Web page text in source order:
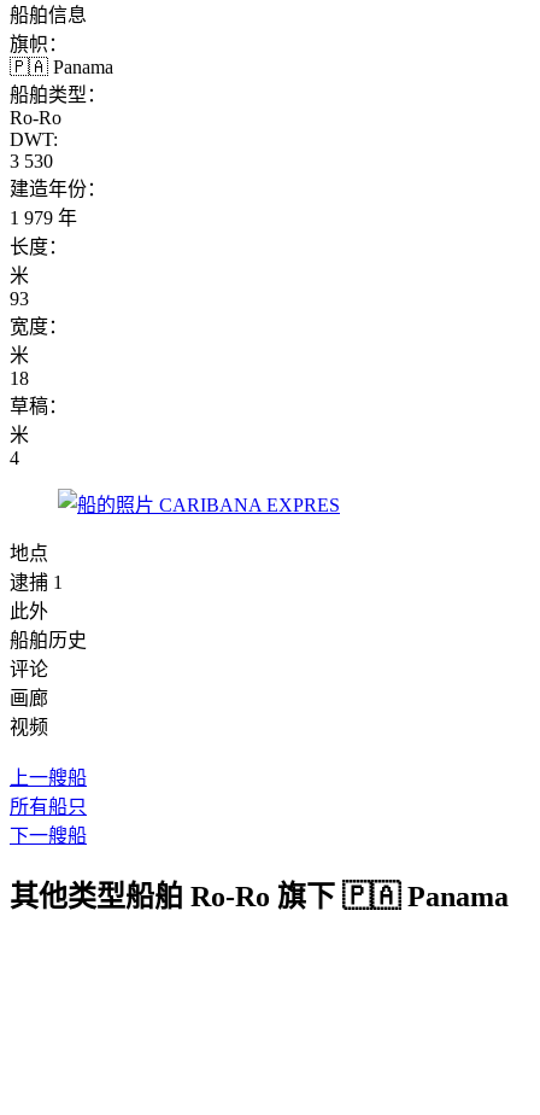
船舶信息
旗帜：
🇵🇦 Panama
船舶类型：
Ro-Ro
DWT:
3 530
建造年份：
1 979 年
长度：
米
93
宽度：
米
18
草稿：
米
4
地点
逮捕 1
此外
船舶历史
评论
画廊
视频
上一艘船
所有船只
下一艘船
其他类型船舶 Ro-Ro 旗下 🇵🇦 Panama